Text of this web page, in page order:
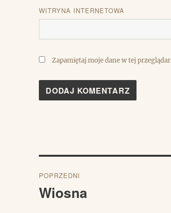
WITRYNA INTERNETOWA
Zapamiętaj moje dane w tej
wpisu
POPRZEDNI
Poprzedni
Wiosna